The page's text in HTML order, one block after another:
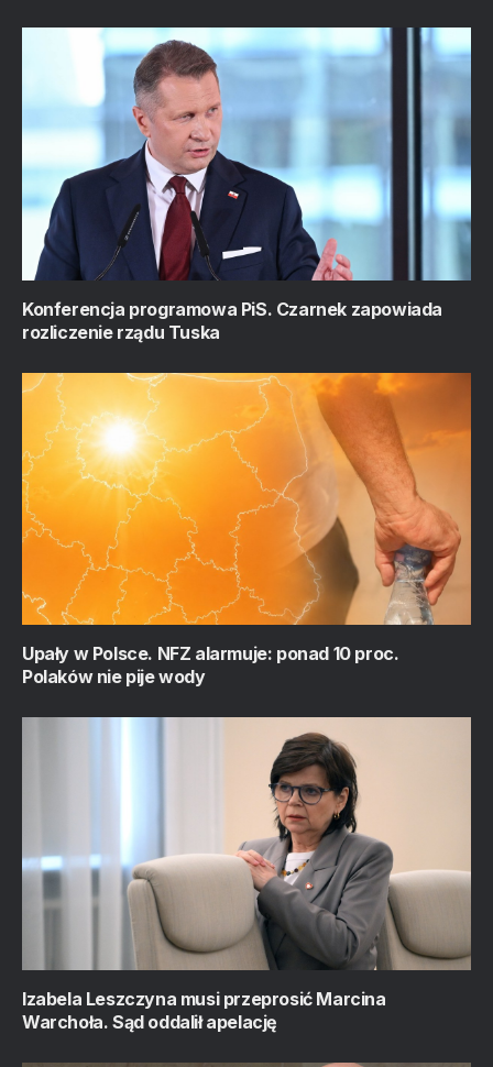
Konferencja programowa PiS. Czarnek zapowiada
rozliczenie rządu Tuska
Upały w Polsce. NFZ alarmuje: ponad 10 proc.
Polaków nie pije wody
Izabela Leszczyna musi przeprosić Marcina
Warchoła. Sąd oddalił apelację